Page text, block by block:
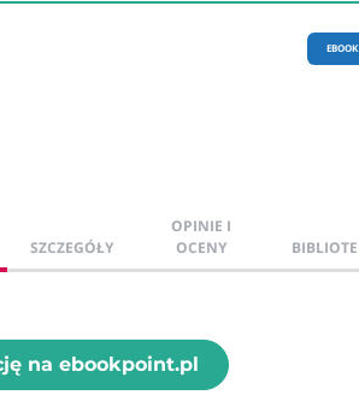
EBOOK
SZCZEGÓŁY
OPINIE I
OCENY
na ebookpoint.pl